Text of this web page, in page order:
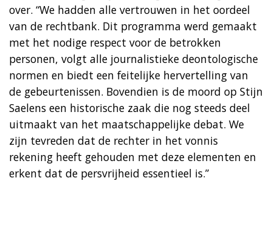
over. “We hadden alle vertrouwen in het oordeel
van de rechtbank. Dit programma werd gemaakt
met het nodige respect voor de betrokken
personen, volgt alle journalistieke deontologische
normen en biedt een feitelijke hervertelling van
de gebeurtenissen. Bovendien is de moord op Stijn
Saelens een historische zaak die nog steeds deel
uitmaakt van het maatschappelijke debat. We
zijn tevreden dat de rechter in het vonnis
rekening heeft gehouden met deze elementen en
erkent dat de persvrijheid essentieel is.”